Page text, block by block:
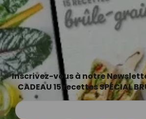
Inscrivez-vous à notre
CADEAU 15 recettes SPÉCIAL